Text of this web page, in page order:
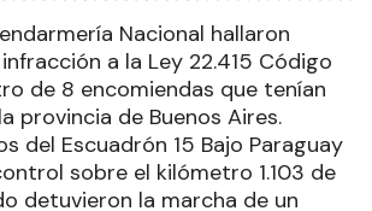
Nacional hallaron
a la Ley 22.415 Código
de 8 encomiendas que tenían
provincia de Buenos Aires.
del Escuadrón 15 Bajo Paraguay
sobre el kilómetro 1.103 de
detuvieron la marcha de un